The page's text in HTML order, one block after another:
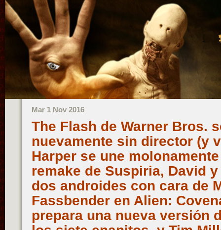
Mar 1 Nov 2016
The Flash de Warner Bros.
nuevamente sin director (y
Harper se une
remake de Suspiria, David
dos androides con cara de
Fassbender en Alien:
prepara una nueva versión